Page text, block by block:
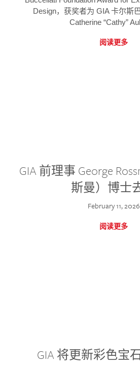
Design，获奖者为 GIA 卡尔斯
Catherine “Cathy”
阅读更多
GIA 前理事 George
斯曼）博士
February 11, 2026
阅读更多
GIA 将更新彩色宝